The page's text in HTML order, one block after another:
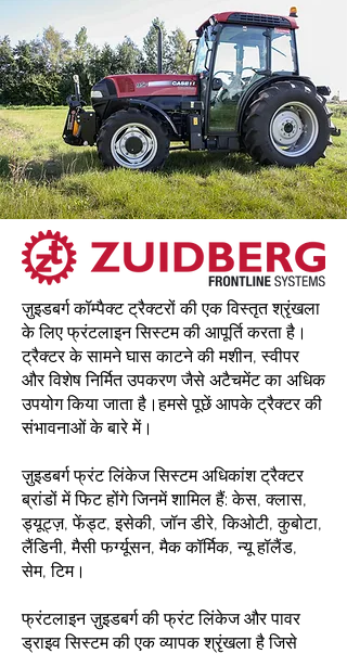
ज़ुइडबर्ग कॉम्पैक्ट ट्रैक्टरों की एक विस्तृत श्रृंखला
के लिए फ्रंटलाइन सिस्टम की आपूर्ति करता है।
ट्रैक्टर के सामने घास काटने की मशीन, स्वीपर
और विशेष निर्मित उपकरण जैसे अटैचमेंट का अधिक
उपयोग किया जाता है।हमसे पूछेंआपके ट्रैक्टर की
संभावनाओं के बारे में।
ज़ुइडबर्ग फ्रंट लिंकेज सिस्टम अधिकांश ट्रैक्टर
ब्रांडों में फिट होंगे जिनमें शामिल हैं: केस, क्लास,
ड्यूट्ज़, फेंड्ट, इसेकी, जॉन डीरे, किओटी, कुबोटा,
लैंडिनी, मैसी फर्ग्यूसन, मैक कॉर्मिक, न्यू हॉलैंड,
सेम, टिम।
फ्रंटलाइन ज़ुइडबर्ग की फ्रंट लिंकेज और पावर
ड्राइव सिस्टम की एक व्यापक श्रृंखला है जिसे